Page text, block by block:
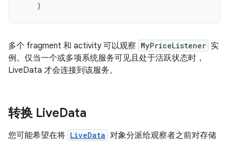
}
多个 fragment 和 activity 可以观察 MyPriceListener 实
例。仅当一个或多项系统服务可见且处于活跃状态时，
LiveData 才会连接到该服务。
转换 LiveData
您可能希望在将 LiveData 对象分派给观察者之前对存储